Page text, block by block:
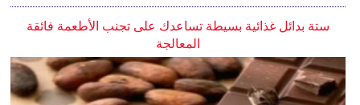
ستة بدائل غذائية بسيطة تساعدك على تجنب الأطعمة فائقة
المعالجة